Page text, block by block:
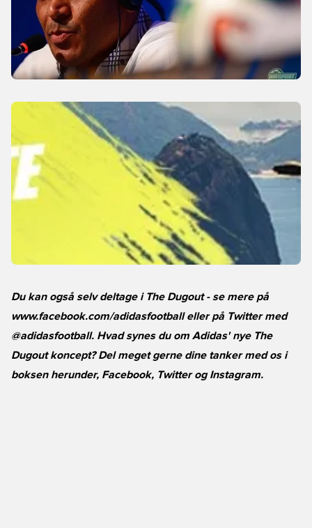
Du kan også selv deltage i The Dugout - se mere på
www.facebook.com/adidasfootball eller på Twitter med
@adidasfootball. Hvad synes du om Adidas' nye The
Dugout koncept? Del meget gerne dine tanker med os i
boksen herunder, Facebook, TwitterogInstagram.